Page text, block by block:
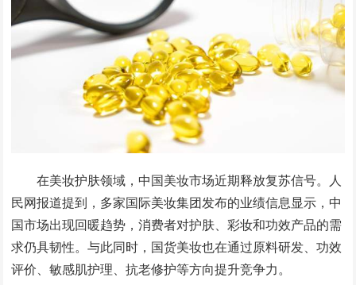
在美妆护肤领域，中国美妆市场近期释放复苏信号。人
民网报道提到，多家国际美妆集团发布的业绩信息显示，中
国市场出现回暖趋势，消费者对护肤、彩妆和功效产品的需
求仍具韧性。与此同时，国货美妆也在通过原料研发、功效
评价、敏感肌护理、抗老修护等方向提升竞争力。